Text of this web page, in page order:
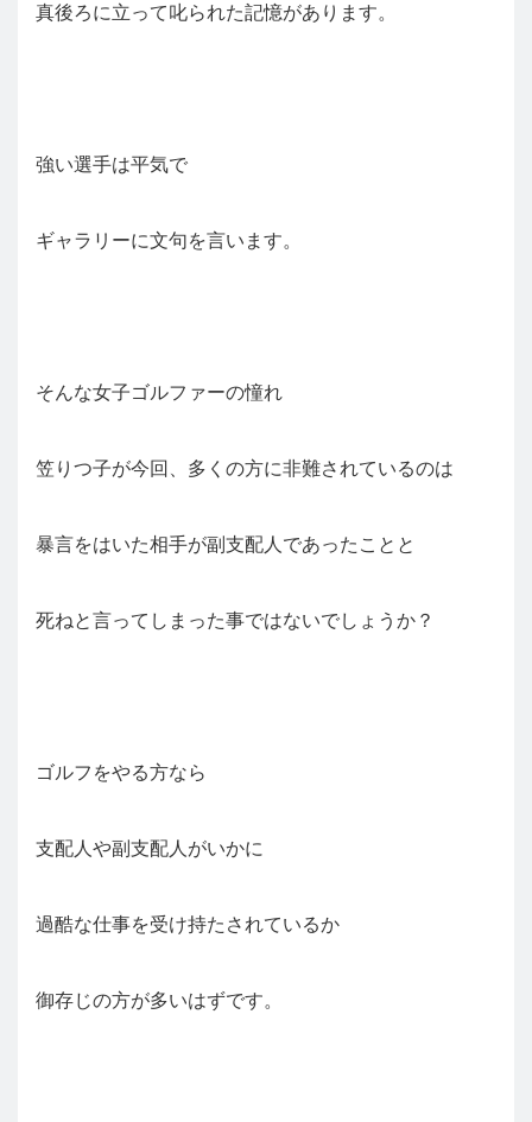
真後ろに立って叱られた記憶があります。
強い選手は平気で
ギャラリーに文句を言います。
そんな女子ゴルファーの憧れ
笠りつ子が今回、多くの方に非難されているのは
暴言をはいた相手が副支配人であったことと
死ねと言ってしまった事ではないでしょうか？
ゴルフをやる方なら
支配人や副支配人がいかに
過酷な仕事を受け持たされているか
御存じの方が多いはずです。